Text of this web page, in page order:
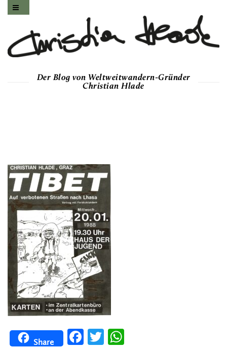
Der Blog von Weltweitwandern-Gründer
Christian Hlade
Share
FacebookTwitter